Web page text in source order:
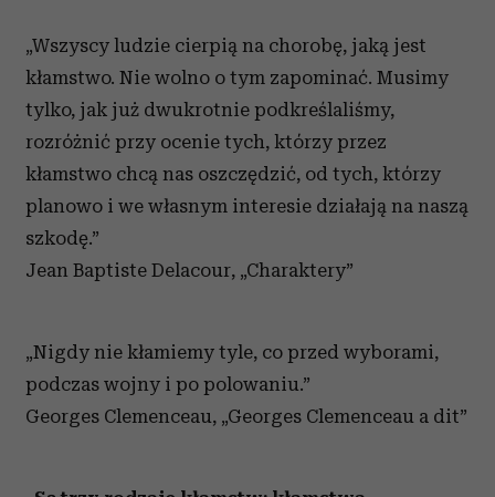
„Wszyscy ludzie cierpią na chorobę, jaką jest
kłamstwo. Nie wolno o tym zapominać. Musimy
tylko, jak już dwukrotnie podkreślaliśmy,
rozróżnić przy ocenie tych, którzy przez
kłamstwo chcą nas oszczędzić, od tych, którzy
planowo i we własnym interesie działają na naszą
szkodę.”
Jean Baptiste Delacour, „Charaktery”
„Nigdy nie kłamiemy tyle, co przed wyborami,
podczas wojny i po polowaniu.”
Georges Clemenceau, „Georges Clemenceau a dit”